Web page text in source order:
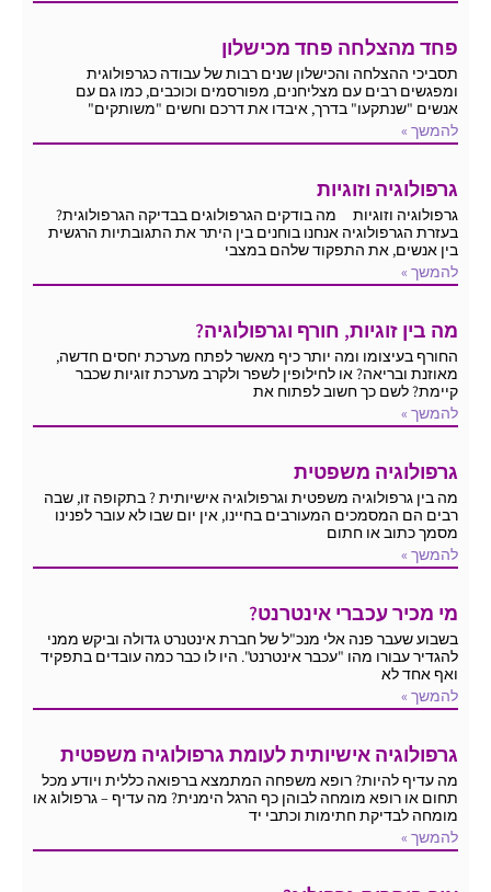
פחד מהצלחה פחד מכישלון
תסביכי ההצלחה והכישלון שנים רבות של עבודה כגרפולוגית
ומפגשים רבים עם מצליחנים, מפורסמים וכוכבים, כמו גם עם
אנשים "שנתקעו" בדרך, איבדו את דרכם וחשים "משותקים"
להמשך »
גרפולוגיה וזוגיות
גרפולוגיה וזוגיות מה בודקים הגרפולוגים בבדיקה הגרפולוגית?
בעזרת הגרפולוגיה אנחנו בוחנים בין היתר את התגובתיות הרגשית
בין אנשים, את התפקוד שלהם במצבי
להמשך »
מה בין זוגיות, חורף וגרפולוגיה?
החורף בעיצומו ומה יותר כיף מאשר לפתח מערכת יחסים חדשה,
מאוזנת ובריאה? או לחילופין לשפר ולקרב מערכת זוגיות שכבר
קיימת? לשם כך חשוב לפתוח את
להמשך »
גרפולוגיה משפטית
מה בין גרפולוגיה משפטית וגרפולוגיה אישיותית ? בתקופה זו, שבה
רבים הם המסמכים המעורבים בחיינו, אין יום שבו לא עובר לפנינו
מסמך כתוב או חתום
להמשך »
מי מכיר עכברי אינטרנט?
בשבוע שעבר פנה אלי מנכ"ל של חברת אינטנרט גדולה וביקש ממני
להגדיר עבורו מהו "עכבר אינטרנט". היו לו כבר כמה עובדים בתפקיד
ואף אחד לא
להמשך »
גרפולוגיה אישיותית לעומת גרפולוגיה משפטית
מה עדיף להיות? רופא משפחה המתמצא ברפואה כללית ויודע מכל
תחום או רופא מומחה לבוהן כף הרגל הימנית? מה עדיף – גרפולוג או
מומחה לבדיקת חתימות וכתבי יד
להמשך »